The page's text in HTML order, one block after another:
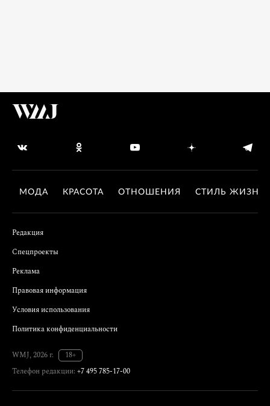
МОДА КРАСОТА ОТНОШЕНИЯ СТИЛЬ ЖИЗНИ
Редакция
Спецпроекты
Реклама
Правовая информация
Условия использования
Политика конфиденциальности
WMJ, 2026 г.
18+
Телефон редакции: +7 495 785-17-00